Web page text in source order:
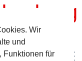
Wir
und
Funktionen für